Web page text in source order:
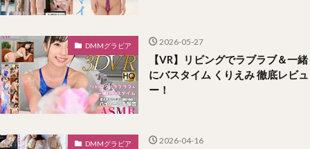
DMMグラビア 2026-05-27
【VR】リビングでラブラブ＆一緒
にバスタイム くりえみ 徹底レビュ
ー！
DMMグラビア 2026-04-16